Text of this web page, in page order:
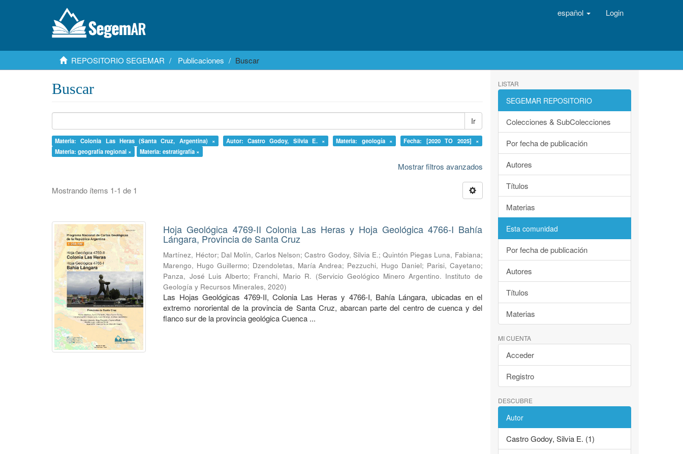
español Login
REPOSITORIO SEGEMAR Publicaciones Buscar
Buscar
Ir
Materia: Colonia Las Heras (Santa Cruz, Argentina) × Autor: Castro Godoy, Silvia E. × Materia: geología ×
Fecha: [2020 TO 2025] ×
Materia: geografía regional ×
Materia: estratigrafía ×
Mostrar filtros avanzados
Mostrando ítems 1-1 de 1
Hoja Geológica 4769-II Colonia Las Heras y Hoja Geológica 4766-I Bahía
Lángara, Provincia de Santa Cruz
Martínez, Héctor; Dal Molín, Carlos Nelson;Castro Godoy, Silvia E.;Quintón Piegas Luna, Fabiana;
Marengo, Hugo Guillermo; Dzendoletas, María Andrea; Pezzuchi, Hugo Daniel; Parisi, Cayetano;
Panza, José Luis Alberto; Franchi, Mario R. (Servicio Geológico Minero Argentino. Instituto de
Geología y Recursos Minerales,2020)
Las Hojas Geológicas 4769-II, Colonia Las Heras y 4766-I, Bahía Lángara, ubicadas en el
extremo nororiental de la provincia de Santa Cruz, abarcan parte del centro de cuenca y del
flanco sur de la provincia geológica Cuenca ...
LISTAR
SEGEMAR REPOSITORIO
Colecciones & SubColecciones
Por fecha de publicación
Autores
Títulos
Materias
Esta comunidad
Por fecha de publicación
Autores
Títulos
Materias
MI CUENTA
Acceder
Registro
DESCUBRE
Autor
Castro Godoy, Silvia E. (1)